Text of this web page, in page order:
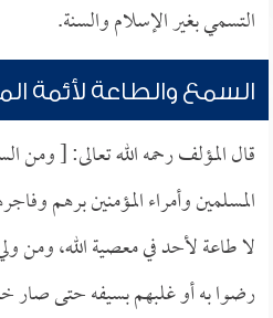
التسمي بغير الإسلام والسنة.
السمع والطاعة لأئمة
قال المؤلف رحمه الله تعالى: [ ومن
المسلمين وأمراء المؤمنين برهم
لا طاعة لأحد في معصية الله، ومن
رضوا به أو غلبهم بسيفه حتى صار